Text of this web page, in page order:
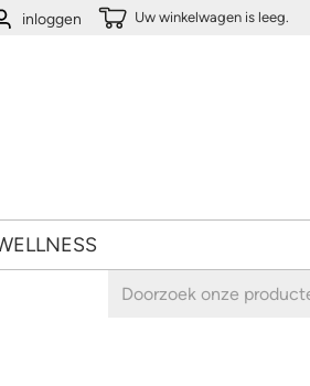
Uw winkelwagen is leeg.
inloggen